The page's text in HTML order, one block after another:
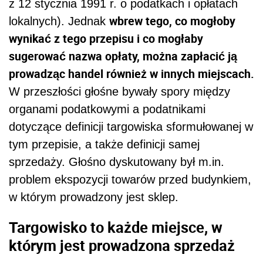
z 12 stycznia 1991 r. o podatkach i opłatach
lokalnych). Jednak wbrew tego, co mogłoby
wynikać z tego przepisu i co mogłaby
sugerować nazwa opłaty, można zapłacić ją
prowadząc handel również w innych miejscach.
W przeszłości głośne bywały spory między
organami podatkowymi a podatnikami
dotyczące definicji targowiska sformułowanej w
tym przepisie, a także definicji samej
sprzedaży. Głośno dyskutowany był m.in.
problem ekspozycji towarów przed budynkiem,
w którym prowadzony jest sklep.
Targowisko to każde miejsce, w
którym jest prowadzona sprzedaż